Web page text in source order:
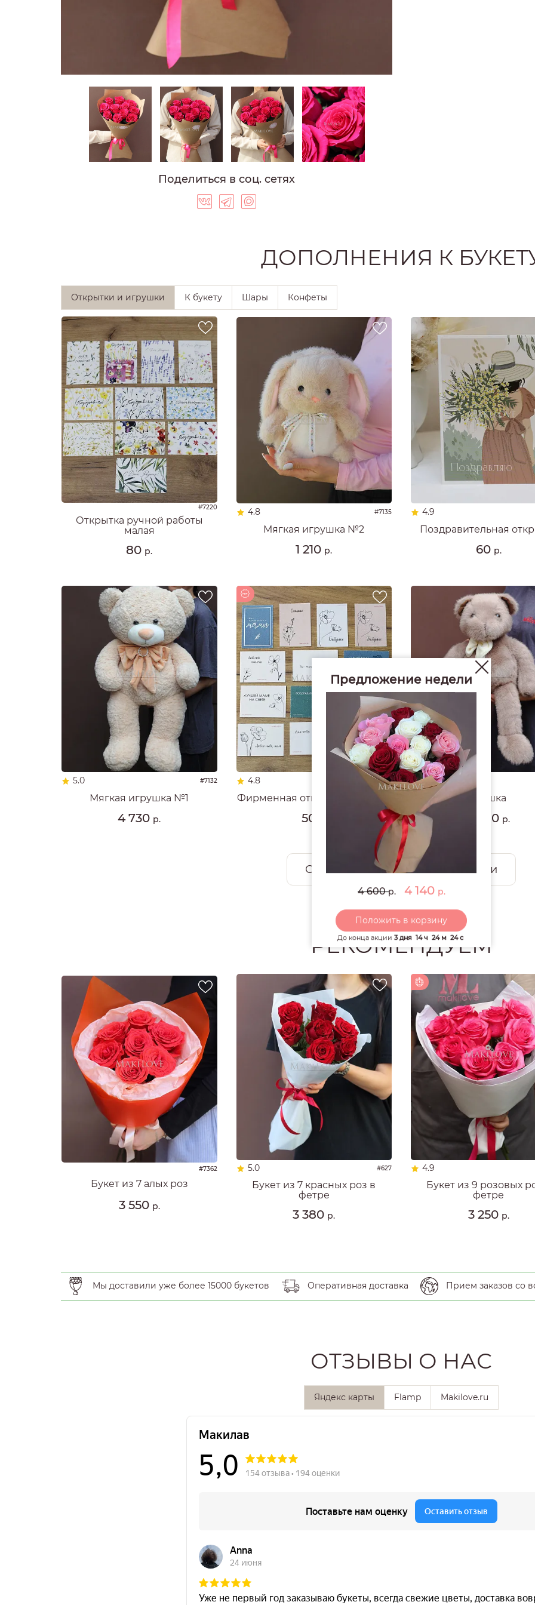
ФРАНЦУЗСКИЕ РОЗЫ
ОРАНЖЕВЫЕ РОЗЫ
РОЗЫ 40 СМ
РОЗЫ 50 СМ
РОЗЫ 60 СМ
Поделиться в соц. сетях
ДОПОЛНЕНИЯ К
Открытки и игрушки К букету Шары Конфеты
#7220
Открытка ручной работы
малая
80 р.
4.8 #7135
Мягкая игрушка №2
1 210 р.
4.9
Поздравительная
60 р.
5.0 #7132
Мягкая игрушка №1
4 730 р.
Новинка
4.8 #1779
Фирменная открытка Makilove
50
4.8
Мишка
3 680 р.
Смотреть все открытки и игрушки
РЕКОМЕНДУЕМ
#7362
Букет из 7 алых роз
3 550 р.
5.0 #627
Букет из 7 красных роз в
фетре
3 380 р.
Доставка за 1 час
4.9
Букет из 9 розовых
фетре
3 250 р.
Мы доставили уже более 15000 букетов Оперативная доставка Прием заказов со
ОТЗЫВЫ О НАС
Яндекс карты Flamp Makilove.ru
Предложение недели
4 600р. 4 140 р.
Положить в корзину
До конца акции 3 дня 14 ч 24 м 23 с